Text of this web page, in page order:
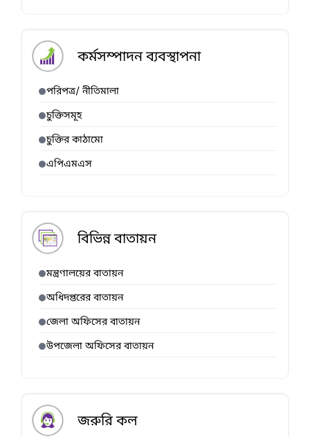
কর্মসম্পাদন ব্যবস্থাপনা
পরিপত্র/ নীতিমালা
চুক্তিসমূহ
চুক্তির কাঠামো
এপিএমএস
বিভিন্ন বাতায়ন
মন্ত্রণালয়ের বাতায়ন
অধিদপ্তরের বাতায়ন
জেলা অফিসের বাতায়ন
উপজেলা অফিসের বাতায়ন
জরুরি কল